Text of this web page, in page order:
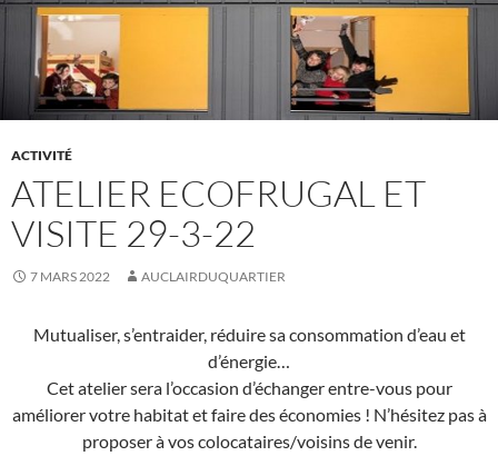
ACTIVITÉ
ATELIER ECOFRUGAL ET
VISITE 29-3-22
7 MARS 2022 AUCLAIRDUQUARTIER
Mutualiser, s’entraider, réduire sa consommation d’eau et
d’énergie…
Cet atelier sera l’occasion d’échanger entre-vous pour
améliorer votre habitat et faire des économies ! N’hésitez pas à
proposer à vos colocataires/voisins de venir.